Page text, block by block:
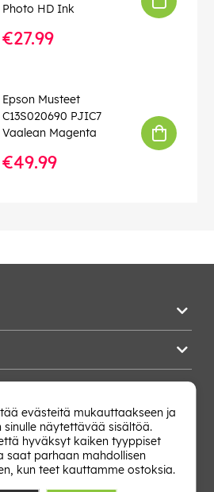
Photo HD Ink
€27.99
Epson Musteet
C13S020690 PJIC7
Vaalean Magenta
€49.99
evästeitä mukauttaakseen ja
sinulle näytettävää sisältöä.
hyväksyt kaiken tyyppiset
saat parhaan mahdollisen
kun teet kauttamme ostoksia.